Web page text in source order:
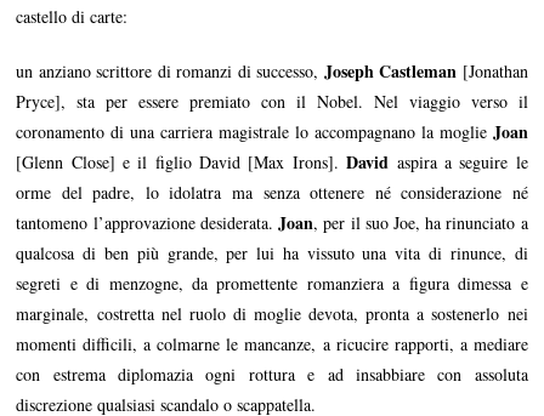
castello di carte:
un anziano scrittore di romanzi di successo, Joseph Castleman [Jonathan
Pryce], sta per essere premiato con il Nobel. Nel viaggio verso il
coronamento di una carriera magistrale lo accompagnano la moglie Joan
[Glenn Close] e il figlio David [Max Irons].David aspira a seguire le
orme del padre, lo idolatra ma senza ottenere né considerazione né
tantomeno l’approvazione desiderata.Joan, per il suo Joe, ha rinunciato a
qualcosa di ben più grande, per lui ha vissuto una vita di rinunce, di
segreti e di menzogne, da promettente romanziera a figura dimessa e
marginale, costretta nel ruolo di moglie devota, pronta a sostenerlo nei
momenti difficili, a colmarne le mancanze, a ricucire rapporti, a mediare
con estrema diplomazia ogni rottura e ad insabbiare con assoluta
discrezione qualsiasi scandalo o scappatella.